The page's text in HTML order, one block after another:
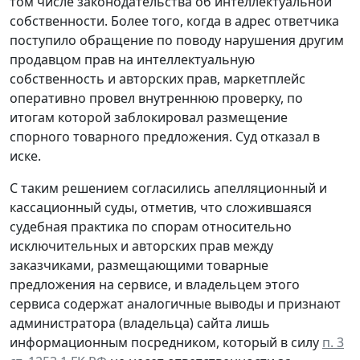
собственности. Более того, когда в адрес ответчика
поступило обращение по поводу нарушения другим
продавцом прав на интеллектуальную
собственность и авторских прав, маркетплейс
оперативно провел внутреннюю проверку, по
итогам которой заблокировал размещение
спорного товарного предложения. Суд отказал в
иске.
С таким решением согласились апелляционный и
кассационный суды, отметив, что сложившаяся
судебная практика по спорам относительно
исключительных и авторских прав между
заказчиками, размещающими товарные
предложения на сервисе, и владельцем этого
сервиса содержат аналогичные выводы и признают
администратора (владельца) сайта лишь
информационным посредником, который в силу п. 3